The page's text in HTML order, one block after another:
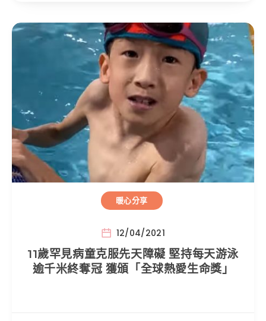
暖心分享
12/04/2021
11歲罕見病童克服先天障礙 堅持每天游泳
逾千米終奪冠 獲頒「全球熱愛生命獎」